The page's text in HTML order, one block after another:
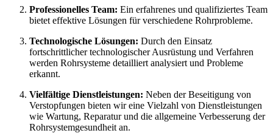
Professionelles Team: Ein erfahrenes und qualifiziertes Team
bietet effektive Lösungen für verschiedene Rohrprobleme.
Technologische Lösungen: Durch den Einsatz
fortschrittlicher technologischer Ausrüstung und Verfahren
werden Rohrsysteme detailliert analysiert und Probleme
erkannt.
Vielfältige Dienstleistungen: Neben der Beseitigung von
Verstopfungen bieten wir eine Vielzahl von Dienstleistungen
wie Wartung, Reparatur und die allgemeine Verbesserung der
Rohrsystemgesundheit an.